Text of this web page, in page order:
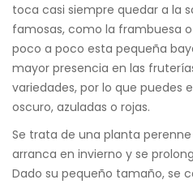
toca casi siempre quedar a la
famosas, como la frambuesa
poco a poco esta pequeña
mayor presencia en las
variedades, por lo que puedes
oscuro, azuladas o rojas.
Se trata de una planta
arranca en invierno y se
Dado su pequeño tamaño, se